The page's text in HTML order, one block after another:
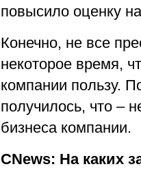
повысило оценку
Конечно, не все
некоторое время,
компании пользу.
получилось, что –
бизнеса компании.
CNews: На каких